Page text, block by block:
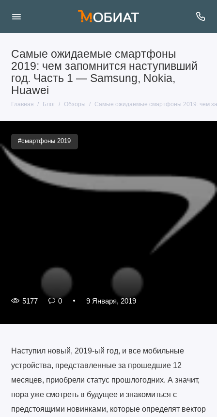
Самые ожидаемые смартфоны
2019: чем запомнится наступивший
год. Часть 1 — Samsung, Nokia,
Huawei
Главная Блог Обзоры Самые ожидаемые смартфоны 2019: чем
#смартфоны 2019
5177 0 9 Января, 2019
Наступил новый, 2019-ый год, и все мобильные
устройства, представленные за прошедшие 12
месяцев, приобрели статус прошлогодних. А значит,
пора уже смотреть в будущее и знакомиться с
предстоящими новинками, которые определят вектор